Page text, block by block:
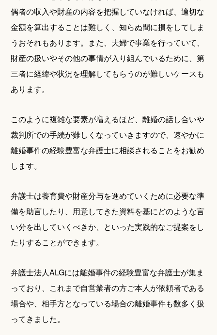
偶者の収入や財産の内容を把握していなければ、適切な
金額を算出することは難しく、知らぬ間に損をしてしま
うおそれもあります。また、夫婦で事業を行っていて、
財産の扱いやその他の事情が入り組んでいるために、第
三者に経緯や状況を理解してもらうのが難しいケースも
あります。
このように複雑な要素が増えるほど、離婚の話し合いや
裁判所での手続が難しくなっていきますので、速やかに
離婚事件の経験豊富な弁護士に相談されることをお勧め
します。
弁護士は養育費や財産分与を進めていくために必要な準
備を助言したり、用意してきた資料を基にどのような言
い分を出していくべきか、といった実践的なご提案をし
たりすることができます。
弁護士法人ALGには離婚事件の経験豊富な弁護士が集ま
っており、これまで自営業者の方ご本人が依頼者である
場合や、相手方となっている場合の離婚事件も数多く扱
ってきました。